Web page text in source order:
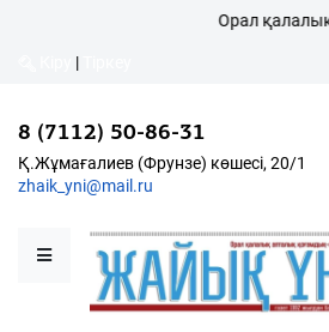
Қалалықтар қаперіне
Қоғам
Орал қалалық
|
8 (7112) 50-86-31
Қ.Жұмағалиев (Фрунзе) көшесі, 20/1
zhaik_yni@mail.ru